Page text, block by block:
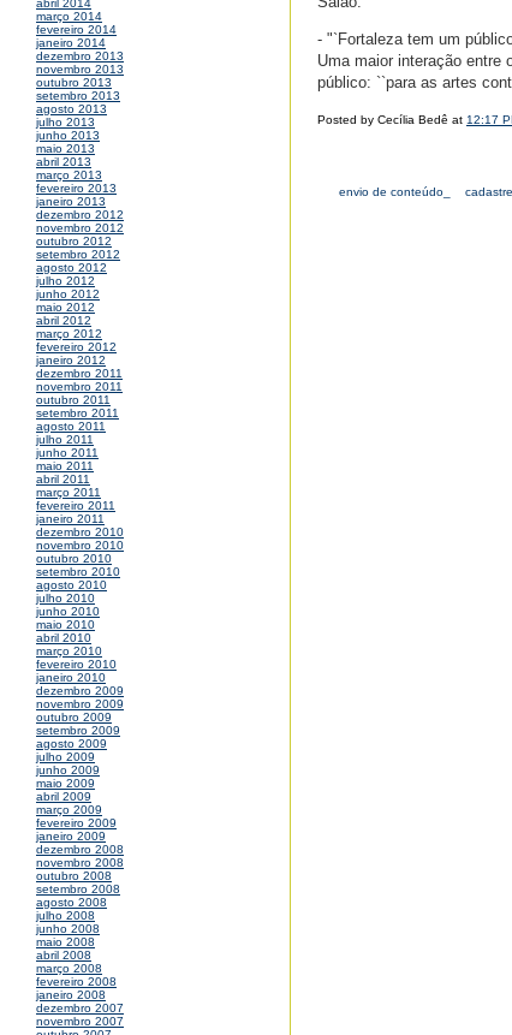
abril 2014
março 2014
fevereiro 2014
janeiro 2014
dezembro 2013
novembro 2013
outubro 2013
setembro 2013
agosto 2013
julho 2013
junho 2013
maio 2013
abril 2013
março 2013
fevereiro 2013
janeiro 2013
dezembro 2012
novembro 2012
outubro 2012
setembro 2012
agosto 2012
julho 2012
junho 2012
maio 2012
abril 2012
março 2012
fevereiro 2012
janeiro 2012
dezembro 2011
novembro 2011
outubro 2011
setembro 2011
agosto 2011
julho 2011
junho 2011
maio 2011
abril 2011
março 2011
fevereiro 2011
janeiro 2011
dezembro 2010
novembro 2010
outubro 2010
setembro 2010
agosto 2010
julho 2010
junho 2010
maio 2010
abril 2010
março 2010
fevereiro 2010
janeiro 2010
dezembro 2009
novembro 2009
outubro 2009
setembro 2009
agosto 2009
julho 2009
junho 2009
maio 2009
abril 2009
março 2009
fevereiro 2009
janeiro 2009
dezembro 2008
novembro 2008
outubro 2008
setembro 2008
agosto 2008
julho 2008
junho 2008
maio 2008
abril 2008
março 2008
fevereiro 2008
janeiro 2008
dezembro 2007
novembro 2007
- "`Fortaleza tem um
Uma maior interação entre
público: ``para as artes
Posted by Cecília Bedê at 12:17
envio de conteúdo_